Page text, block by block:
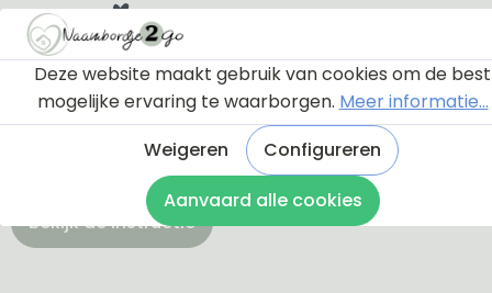
Via onderstaande knop komt u bij een instructie en
een tutorial die u een rondleiding geeft door de
ontwerptool. Hierdoor weet u precies hoe u zelf uw
naambordje helemaal kunt aanpassen en naar uw
eigen smaak kunt ontwerpen.
Bekijk de instructie
Deze website maakt gebruik van cookies om de best
mogelijke ervaring te waarborgen. Meer informatie...
Weigeren
Configureren
Aanvaard alle cookies